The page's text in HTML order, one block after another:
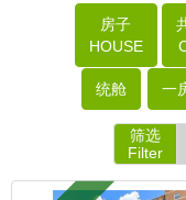
房子
HOUSE
统舱 一
筛选
Filter